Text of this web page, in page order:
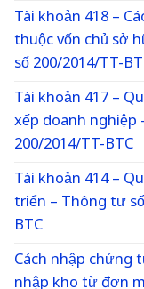
Tài khoản 418 –
thuộc vốn chủ sở
số 200/2014/TT-
Tài khoản 417 –
xếp doanh
200/2014/TT-BTC
Tài khoản 414 –
triển – Thông tư
BTC
Cách nhập chứng